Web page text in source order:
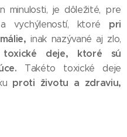
minulosti, je dôležité, pre
vychýleností, ktoré pri
inak nazývané aj zlo,
deje, ktoré sú
Takéto toxické deje
proti životu a zdraviu,